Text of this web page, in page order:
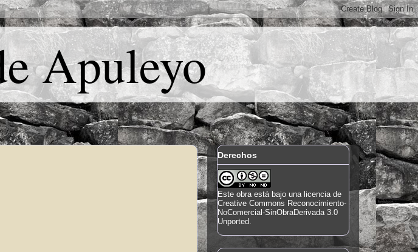
Apuleyo
Derechos
Este obraestá bajo una licencia de
Creative Commons Reconocimiento-
NoComercial-SinObraDerivada 3.0
Unported.